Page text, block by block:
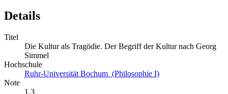
Details
Titel
Die Kultur als Tragödie. Der Begriff der Kultur nach Georg
Simmel
Hochschule
Ruhr-Universität Bochum (Philosophie I)
Note
1,3